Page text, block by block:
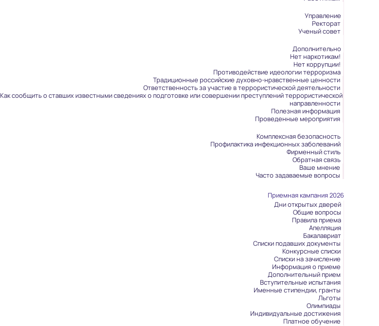
Управление
Ректорат
Ученый совет
Дополнительно
Нет наркотикам!
Нет коррупции!
Противодействие идеологии терроризма
Традиционные российские духовно-нравственные ценности
Ответственность за участие в террористической деятельности
Как сообщить о ставших известными сведениях о подготовке или совершении преступлений террористической
направленности
Полезная информация
Проведенные мероприятия
Комплексная безопасность
Профилактика инфекционных заболеваний
Фирменный стиль
Обратная связь
Ваше мнение
Часто задаваемые вопросы
Приемная кампания 2026
Дни открытых дверей
Общие вопросы
Правила приема
Апелляция
Бакалавриат
Списки подавших документы
Конкурсные списки
Списки на зачисление
Информация о приеме
Дополнительный прием
Вступительные испытания
Именные стипендии, гранты
Льготы
Олимпиады
Индивидуальные достижения
Платное обучение